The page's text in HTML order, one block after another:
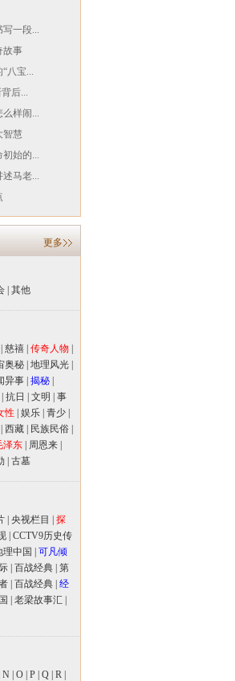
一段...
故事
八宝...
后...
样闹...
智慧
初始的...
述马老...
更多
其他
慈禧 传奇人物
奥秘 地理风光
异事 揭秘
抗日 文明
事
性 娱乐 青少
西藏 民族民俗
泽东 周恩来
古墓
央视栏目
探
CCTV9历史传
理中国
可凡倾
百战经典 第
百战经典 经
老梁故事汇
N O P Q R